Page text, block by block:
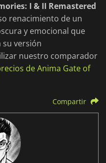
I & II Remastered
renacimiento de un
y emocional que
versión
nuestro comparador
de Anima Gate of
Compartir